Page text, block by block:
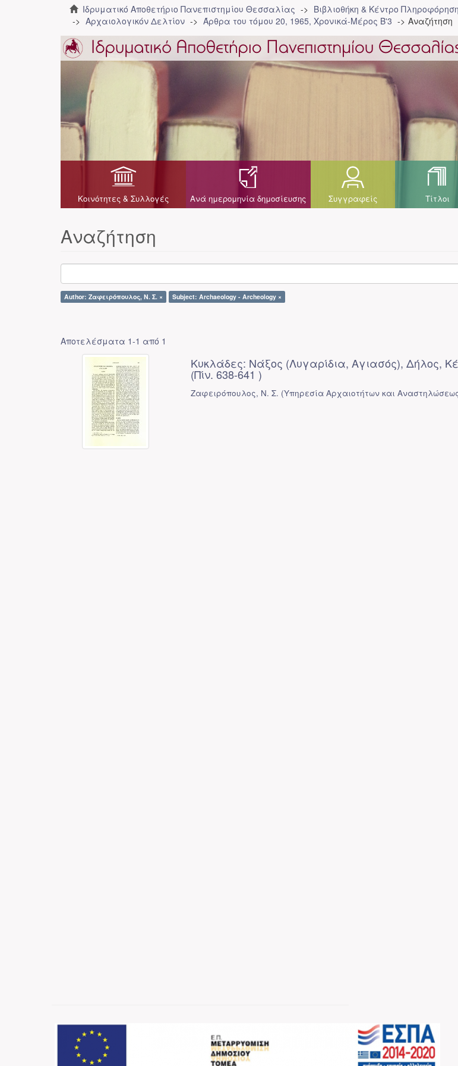
Ιδρυματικό Αποθετήριο Πανεπιστημίου Θεσσαλίας Βιβλιοθήκη & Κέντρο
Αρχαιολογικόν Δελτίον
Άρθρα του τόμου 20, 1965, Χρονικά-Μέρος Β'3 Αναζήτηση
Κοινότητες & Συλλογές Ανά ημερομηνία δημοσίευσης Συγγραφείς Τίτλοι
Αναζήτηση
Author: Ζαφειρόπουλος, Ν. Σ. × Subject: Archaeology - Archeology ×
Αποτελέσματα 1-1 από 1
Κυκλάδες: Νάξος (Λυγαρίδια, Αγιασός), Δήλος,
(Πίν. 638-641 )
Ζαφειρόπουλος, Ν. Σ. (Υπηρεσία Αρχαιοτήτων και